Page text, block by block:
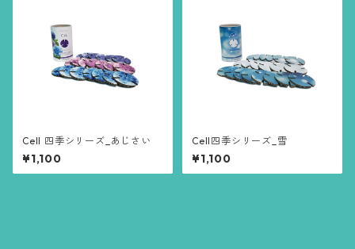
Cell 四季シリーズ_あじさい
¥1,100
Cell四季シリーズ_雪
¥1,100